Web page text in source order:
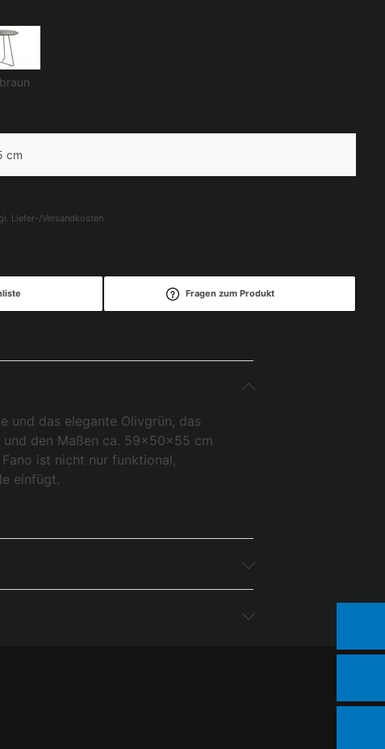
cm
Liefer-/Versandkosten
Fragen zum Produkt
und das elegante Olivgrün, das
und den Maßen ca. 59x50x55 cm
ist nicht nur funktional,
einfügt.